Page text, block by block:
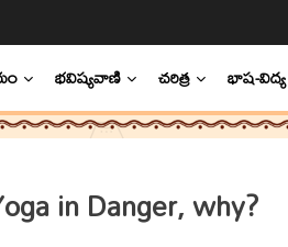
భవిష్యవాణి చరిత్ర భాష-విద్య
in Danger, why?